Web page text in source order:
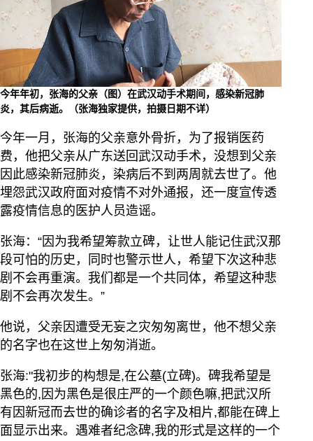
今年年初，张海的父亲（图）在武汉动手术期间，感染新冠肺
炎，其后病逝。（张海独家提供，拍摄日期不详）
今年一月，张海的父亲意外骨折，为了报销医药
费，他把父亲从广东送回武汉动手术，没想到父亲
因此感染新冠肺炎，染病后不到两周就去世了。他
埋怨武汉政府面对疫情不对外通报，还一度宣传透
露疫情信息的医护人员造谣。
张海：“因为我希望筹款立碑，让世人能记住武汉那
段可怕的历史，同时也警示世人，希望下次这种悲
剧不会再重演。我们都是一个共同体，希望这种悲
剧不会再次发生。”
他说，父亲因遭受无妄之灾匆匆离世，他不想父亲
的名字也在这世上匆匆消逝。
张海:"我初步的构想是,在公墓(立碑)。碑我希望是
黑色的,因为黑色是很庄严的一个颜色嘛,把武汉所
有因新冠而去世的确诊者的名字及相片,都能在碑上
面显示出来。遇难者纪念碑,我的形式是这样的一个